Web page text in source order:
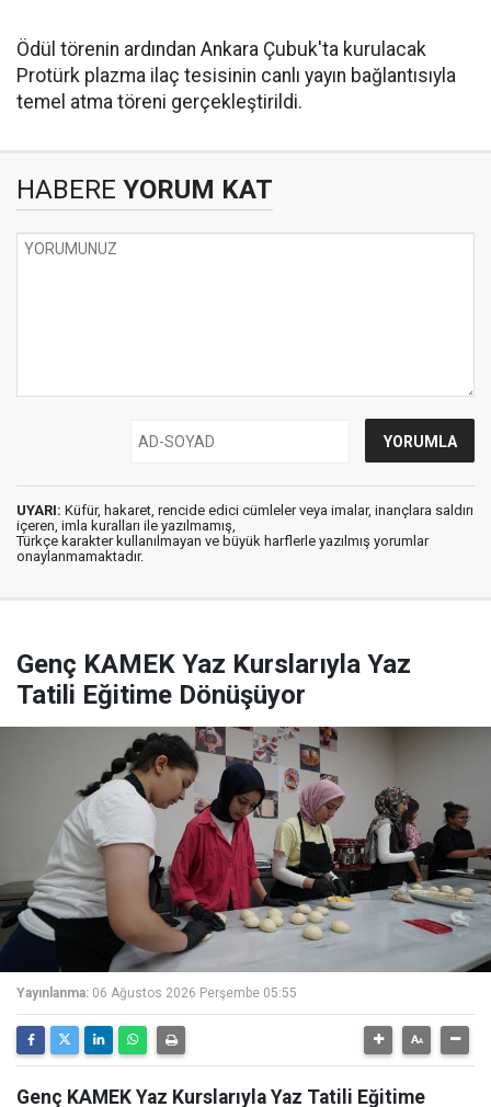
Ödül törenin ardından Ankara Çubuk'ta kurulacak
Protürk plazma ilaç tesisinin canlı yayın bağlantısıyla
temel atma töreni gerçekleştirildi.
HABERE YORUM KAT
UYARI: Küfür, hakaret, rencide edici cümleler veya imalar, inançlara saldırı
içeren, imla kuralları ile yazılmamış,
Türkçe karakter kullanılmayan ve büyük harflerle yazılmış yorumlar
onaylanmamaktadır.
Genç KAMEK Yaz Kurslarıyla Yaz
Tatili Eğitime Dönüşüyor
Yayınlanma: 06 Ağustos 2026 Perşembe 05:55
Genç KAMEK Yaz Kurslarıyla Yaz Tatili Eğitime